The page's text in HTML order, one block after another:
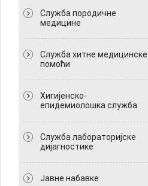
Служба породичне
медицине
Служба хитне медицинске
помоћи
Хигијенско-
епидемиолошка служба
Служба лабораторијске
дијагностике
Јавне набавке